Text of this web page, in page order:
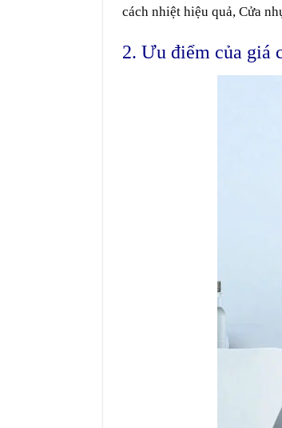
cách nhiệt hiệu quả, Cửa
2. Ưu điểm của giá